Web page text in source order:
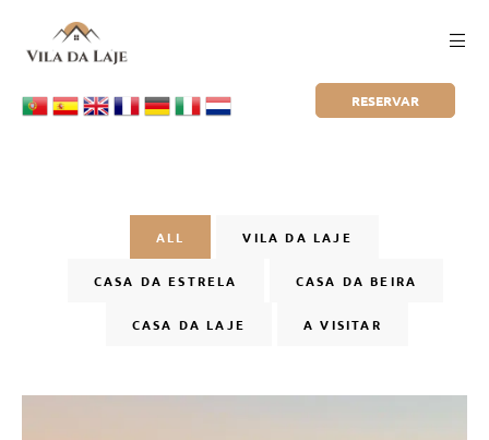
RESERVAR
ALL VILA DA LAJE
CASA DA ESTRELA CASA DA BEIRA
CASA DA LAJE A VISITAR